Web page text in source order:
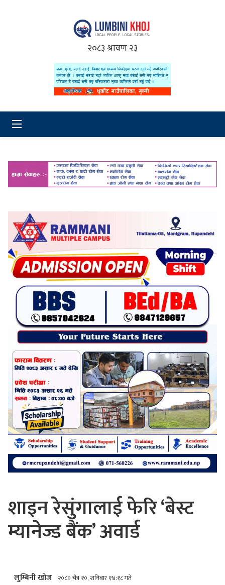
२०८३ श्रावण २३
शाइन रेसुंगालाई फेरि ‘बेस्ट
म्यानेज्ड बैंक’ अवार्ड
लुम्बिनी खोज २०८० चैत्र १०, शनिबार १४:१८ गते